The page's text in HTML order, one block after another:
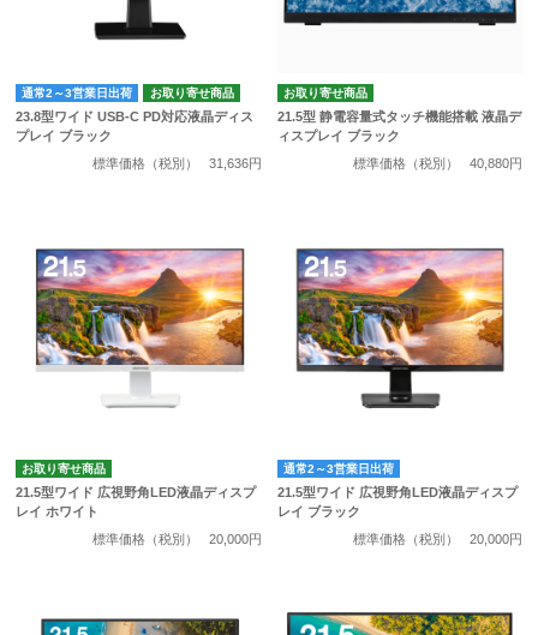
通常2～3営業日出荷 お取り寄せ商品
23.8型ワイド USB-C PD対応液晶ディス
プレイ ブラック
標準価格（税別）
31,636円
お取り寄せ商品
21.5型 静電容量式タッチ機能搭載 液晶デ
ィスプレイ ブラック
標準価格（税別）
40,880円
お取り寄せ商品
21.5型ワイド 広視野角LED液晶ディスプ
レイ ホワイト
標準価格（税別）
20,000円
通常2～3営業日出荷
21.5型ワイド 広視野角LED液晶ディスプ
レイ ブラック
標準価格（税別）
20,000円